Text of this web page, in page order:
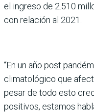
el ingreso de 2.510
con relación al 2021.
“En un año post
climatológico que
pesar de todo esto
positivos, estamos